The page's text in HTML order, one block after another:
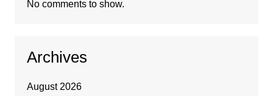
No comments to show.
Archives
August 2026